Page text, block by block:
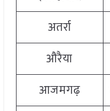
अतर्रा
औरैया
आजमगढ़